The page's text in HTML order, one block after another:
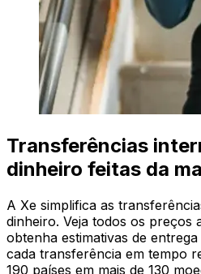
Transferências
dinheiro feitas da
A Xe simplifica as
dinheiro. Veja todos os preços
obtenha estimativas de
cada transferência em tempo
190 países em mais de 130